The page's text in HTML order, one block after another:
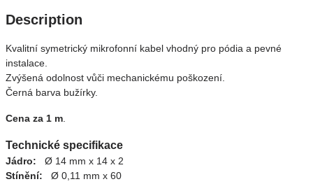
Description
Kvalitní symetrický mikrofonní kabel vhodný pro pódia a pevné
instalace.
Zvýšená odolnost vůči mechanickému poškození.
Černá barva bužírky.
Cena za 1 m
Technické specifikace
Jádro: Ø 14 mm x 14 x 2
Stínění: Ø 0,11 mm x 60